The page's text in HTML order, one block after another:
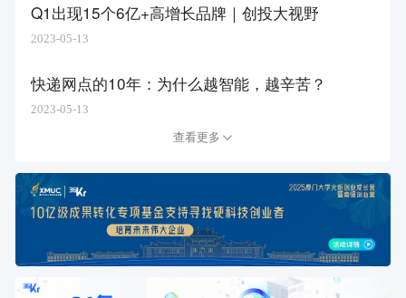
Q1出现15个6亿+高增长品牌｜创投大视野
2023-05-13
快递网点的10年：为什么越智能，越辛苦？
2023-05-13
查看更多